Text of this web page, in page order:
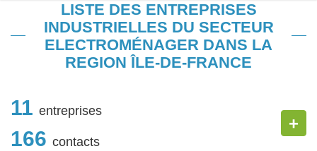
LISTE DES ENTREPRISES
INDUSTRIELLES DU SECTEUR
ELECTROMÉNAGER DANS LA
REGION ÎLE-DE-FRANCE
11 entreprises
166 contacts
+